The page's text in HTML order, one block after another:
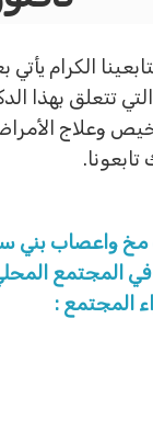
الكرام
تتعلق بهذا
وعلاج
واعصاب بني
المجتمع
المجتمع :